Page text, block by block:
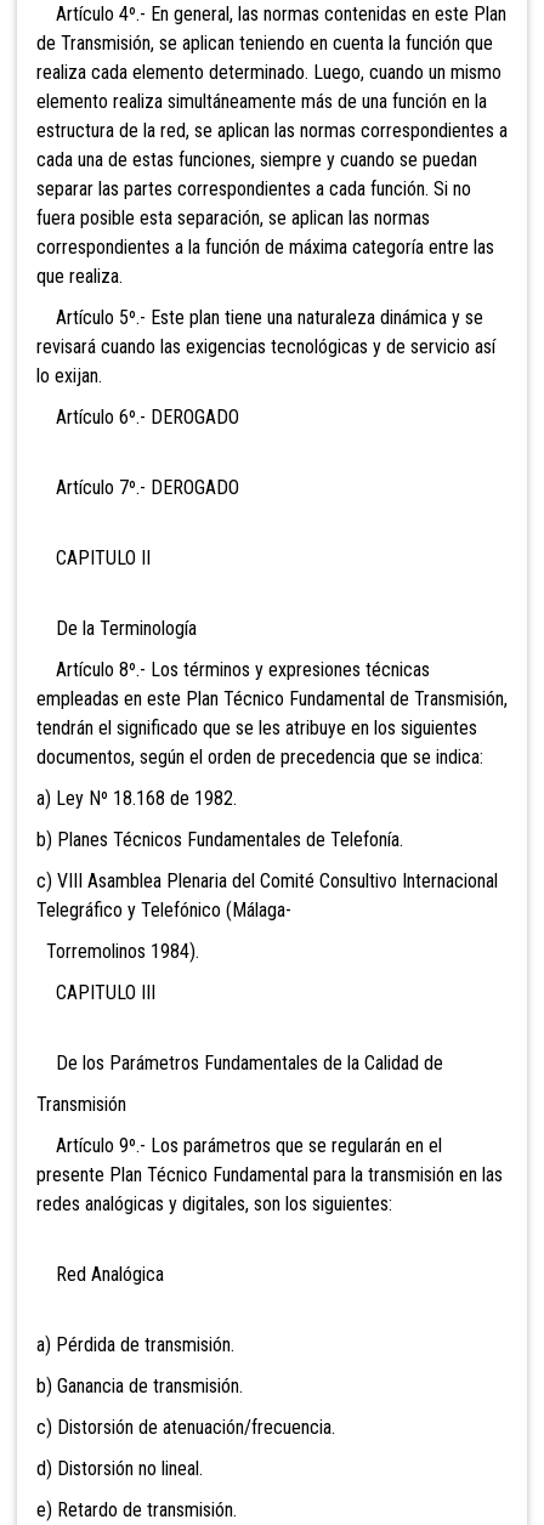
Artículo 4º.- En general, las normas contenidas en este Plan
de Transmisión, se aplican teniendo en cuenta la función que
realiza cada elemento determinado. Luego, cuando un mismo
elemento realiza simultáneamente más de una función en la
estructura de la red, se aplican las normas correspondientes a
cada una de estas funciones, siempre y cuando se puedan
separar las partes correspondientes a cada función. Si no
fuera posible esta separación, se aplican las normas
correspondientes a la función de máxima categoría entre las
que realiza.
Artículo 5º.- Este plan tiene una naturaleza dinámica y se
revisará cuando las exigencias tecnológicas y de servicio así
lo exijan.
Artículo 6º.- DEROGADO
Artículo 7º.- DEROGADO
CAPITULO II
De la Terminología
Artículo 8º.- Los términos y expresiones técnicas
empleadas en este Plan Técnico Fundamental de Transmisión,
tendrán el significado que se les atribuye en los siguientes
documentos, según el orden de precedencia que se indica:
a) Ley Nº 18.168 de 1982.
b) Planes Técnicos Fundamentales de Telefonía.
c) VIII Asamblea Plenaria del Comité Consultivo Internacional
Telegráfico y Telefónico (Málaga-
Torremolinos 1984).
CAPITULO III
De los Parámetros Fundamentales de la Calidad de
Transmisión
Artículo 9º.- Los parámetros que se regularán en el
presente Plan Técnico Fundamental para la transmisión en las
redes analógicas y digitales, son los siguientes:
Red Analógica
a) Pérdida de transmisión.
b) Ganancia de transmisión.
c) Distorsión de atenuación/frecuencia.
d) Distorsión no lineal.
e) Retardo de transmisión.